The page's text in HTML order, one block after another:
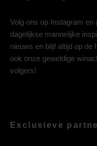
Volg ons op Instagram en
dagelijkse mannelijke
nieuws en blijf altijd op de
ook onze geweldige
volgers!
Exclusieve